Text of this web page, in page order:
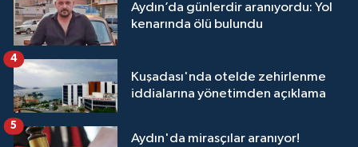
Aydın’da günlerdir aranıyordu: Yol
kenarında ölü bulundu
Kuşadası'nda otelde zehirlenme
iddialarına yönetimden açıklama
4
Aydın'da mirasçılar aranıyor!
5